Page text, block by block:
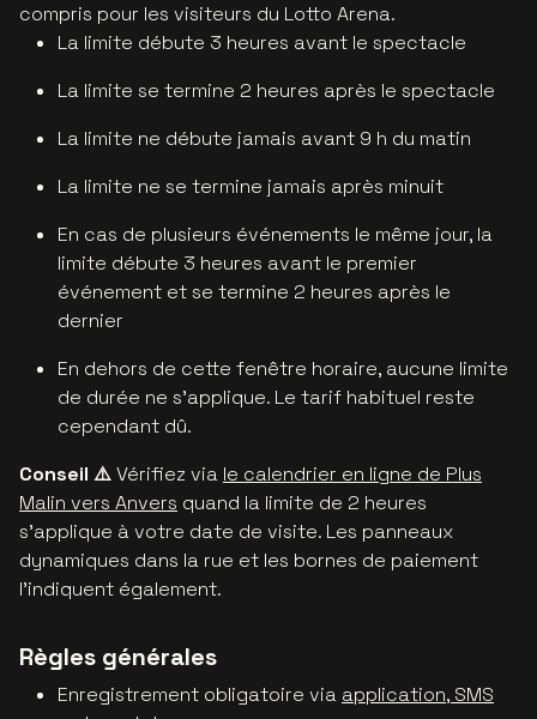
compris pour les visiteurs du Lotto Arena.
La limite débute 3 heures avant le spectacle
La limite se termine 2 heures après le spectacle
La limite ne débute jamais avant 9 h du matin
La limite ne se termine jamais après minuit
En cas de plusieurs événements le même jour, la
limite débute 3 heures avant le premier
événement et se termine 2 heures après le
dernier
En dehors de cette fenêtre horaire, aucune limite
de durée ne s'applique. Le tarif habituel reste
cependant dû.
Conseil ⚠️Vérifiez via le calendrier en ligne de Plus
Malin vers Anvers quand la limite de 2 heures
s’applique à votre date de visite. Les panneaux
dynamiques dans la rue et les bornes de paiement
l'indiquent également.
Règles générales
Enregistrement obligatoire via application, SMS